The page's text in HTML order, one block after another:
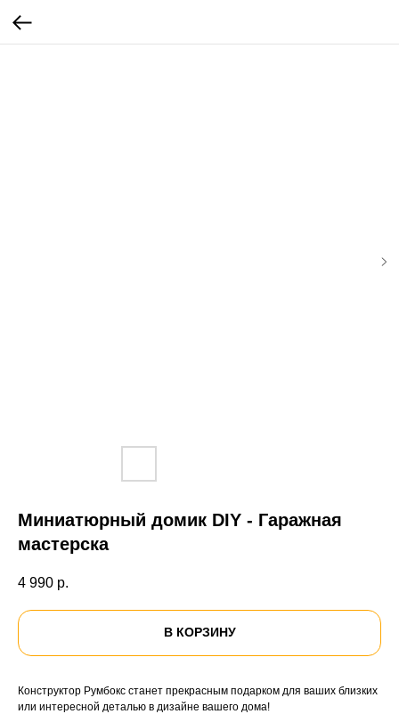
Миниатюрный домик DIY - Гаражная
мастерска
4 990 р.
В КОРЗИНУ
Конструктор Румбокс станет прекрасным подарком для ваших близких
или интересной деталью в дизайне вашего дома!